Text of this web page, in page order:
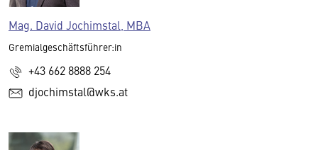
Mag. David Jochimstal, MBA
Gremialgeschäftsführer:in
+43 662 8888 254
djochimstal@wks.at